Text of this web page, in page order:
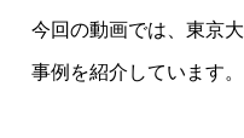
今回の動画では、東京
事例を紹介しています。